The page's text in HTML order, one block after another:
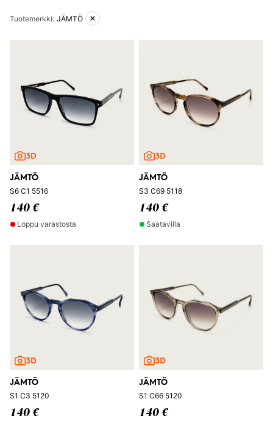
Aktiiviset suodattimet
Tuotemerkki: JÄMTÖ
JÄMTÖ
S6 C1 5516
140 €
Loppu varastosta
JÄMTÖ
S3 C69 5118
140 €
Saatavilla
JÄMTÖ
S1 C3 5120
140 €
JÄMTÖ
S1 C66 5120
140 €